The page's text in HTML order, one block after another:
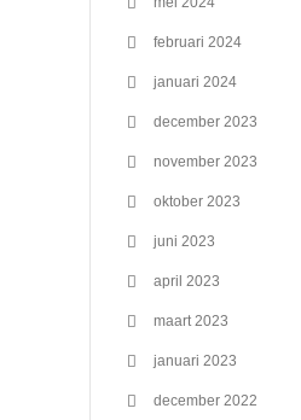
februari 2024
januari 2024
december 2023
november 2023
oktober 2023
juni 2023
april 2023
maart 2023
januari 2023
december 2022